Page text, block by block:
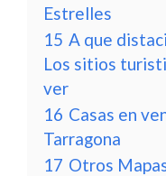
Estrelles
15 A que
Los sitios
ver
16 Casas en
Tarragona
17 Otros